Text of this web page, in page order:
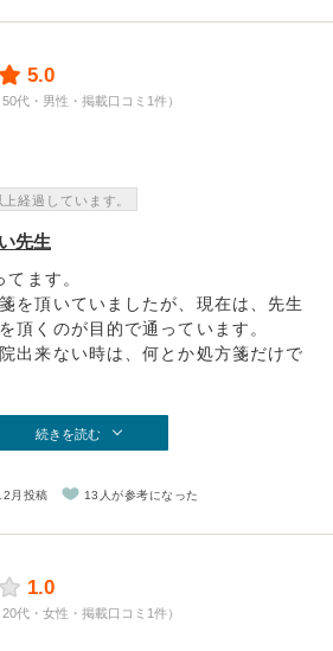
5.0
代・男性・掲載口コミ1件）
経過しています。
先生
ます。
を頂いていましたが、現在は、先生
頂くのが目的で通っています。
出来ない時は、何とか処方箋だけで
続きを読む
月投稿 13人が参考になった
1.0
代・女性・掲載口コミ1件）